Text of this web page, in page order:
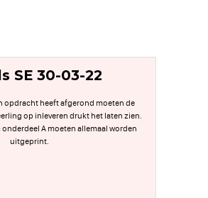
SE 30-03-22
opdracht heeft afgerond moeten de
op inleveren drukt het laten zien.
A moeten allemaal worden
uitgeprint.